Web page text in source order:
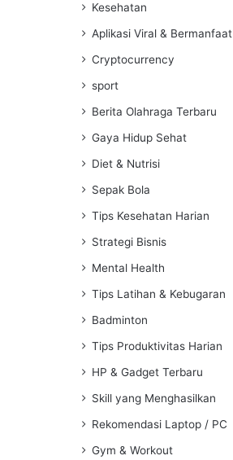
Kesehatan
Aplikasi Viral & Bermanfaat
Cryptocurrency
sport
Berita Olahraga Terbaru
Gaya Hidup Sehat
Diet & Nutrisi
Sepak Bola
Tips Kesehatan Harian
Strategi Bisnis
Mental Health
Tips Latihan & Kebugaran
Badminton
Tips Produktivitas Harian
HP & Gadget Terbaru
Skill yang Menghasilkan
Rekomendasi Laptop / PC
Gym & Workout